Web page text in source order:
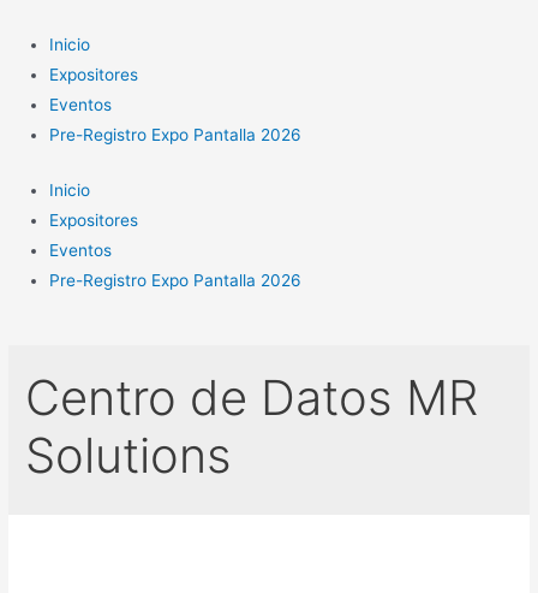
contenido
Inicio
Expositores
Eventos
Pre-Registro Expo Pantalla 2026
Inicio
Expositores
Eventos
Pre-Registro Expo Pantalla 2026
Centro de Datos MR
Solutions